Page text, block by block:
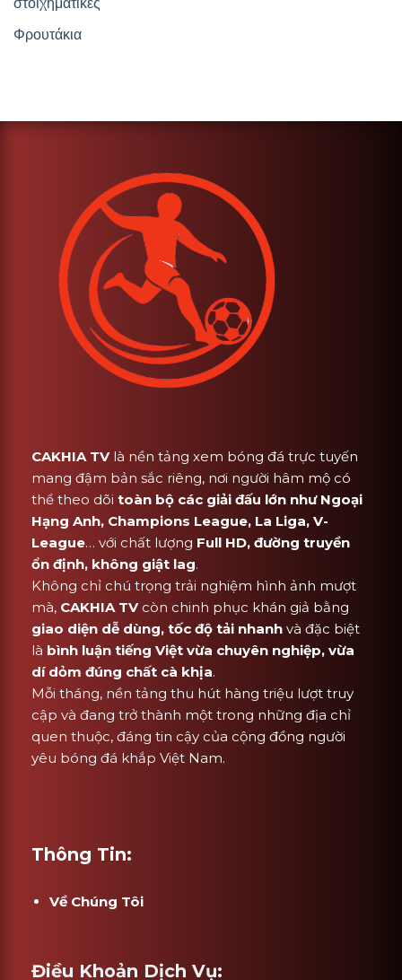
Φρουτάκια
CAKHIA TVlà nền tảng xem bóng đá trực tuyến
mang đậm bản sắc riêng, nơi người hâm mộ có
thể theo dõi toàn bộ các giải đấu lớn như Ngoại
Hạng Anh, Champions League, La Liga, V-
League… với chất lượng Full HD, đường truyền
ổn định, không giật lag.
Không chỉ chú trọng trải nghiệm hình ảnh mượt
mà, CAKHIA TVcòn chinh phục khán giả bằng
giao diện dễ dùng, tốc độ tải nhanh và đặc biệt
là bình luận tiếng Việt vừa chuyên nghiệp, vừa
dí dỏm đúng chất cà khịa.
Mỗi tháng, nền tảng thu hút hàng triệu lượt truy
cập và đang trở thành một trong những địa chỉ
quen thuộc, đáng tin cậy của cộng đồng người
yêu bóng đá khắp Việt Nam.
Thông Tin:
Về Chúng Tôi
Điều Khoản Dịch Vụ: